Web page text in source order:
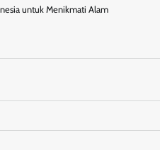
untuk Menikmati Alam